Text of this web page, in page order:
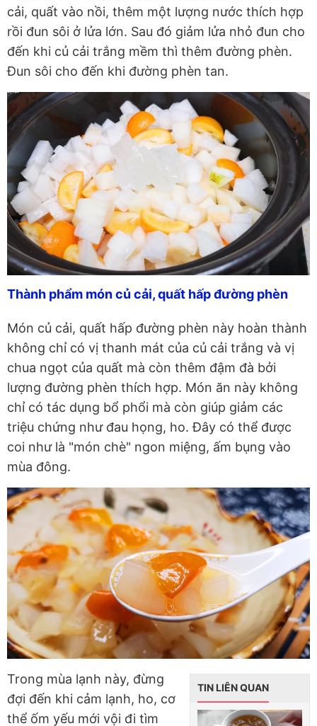
cải, quất vào nồi, thêm một lượng nước thích hợp
rồi đun sôi ở lửa lớn. Sau đó giảm lửa nhỏ đun cho
đến khi củ cải trắng mềm thì thêm đường phèn.
Đun sôi cho đến khi đường phèn tan.
Thành phẩm món củ cải, quất hấp đường phèn
Món củ cải, quất hấp đường phèn này hoàn thành
không chỉ có vị thanh mát của củ cải trắng và vị
chua ngọt của quất mà còn thêm đậm đà bởi
lượng đường phèn thích hợp. Món ăn này không
chỉ có tác dụng bổ phổi mà còn giúp giảm các
triệu chứng như đau họng, ho. Đây có thể được
coi như là "món chè" ngon miệng, ấm bụng vào
mùa đông.
TIN LIÊN QUAN
Trong mùa lạnh này, đừng
đợi đến khi cảm lạnh, ho, cơ
thể ốm yếu mới vội đi tìm